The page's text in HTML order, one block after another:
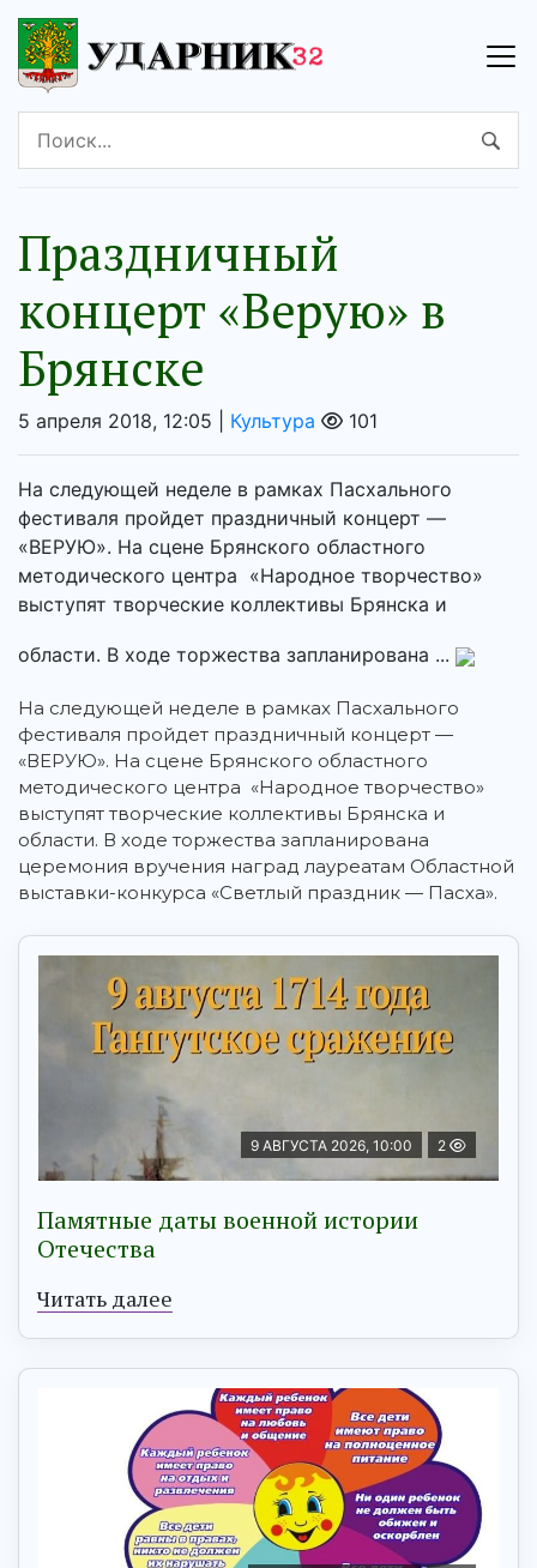
Праздничный
концерт «Верую» в
Брянске
5 апреля 2018, 12:05 | Культура 101
На следующей неделе в рамках Пасхального
фестиваля пройдет праздничный концерт —
«ВЕРУЮ». На сцене Брянского областного
методического центра «Народное творчество»
выступят творческие коллективы Брянска и
области. В ходе торжества запланирована ...
На следующей неделе в рамках Пасхального
фестиваля пройдет праздничный концерт —
«ВЕРУЮ». На сцене Брянского областного
методического центра «Народное творчество»
выступят творческие коллективы Брянска и
области. В ходе торжества запланирована
церемония вручения наград лауреатам Областной
выставки-конкурса «Светлый праздник — Пасха».
9 АВГУСТА 2026, 10:00 2
Памятные даты военной истории
Отечества
Читать далее